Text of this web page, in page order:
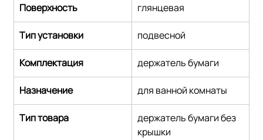
Поверхность глянцевая
Тип установки подвесной
Комплектация держатель бумаги
Назначение для ванной комнаты
Тип товара
держатель бумаги без
крышки